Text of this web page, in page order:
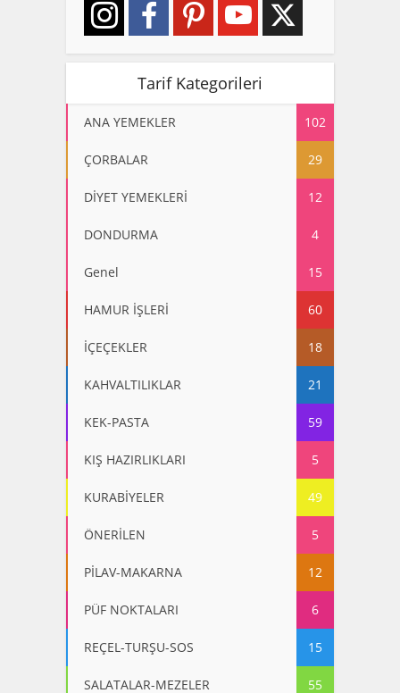
Tarif Kategorileri
ANA YEMEKLER 102
ÇORBALAR 29
DİYET YEMEKLERİ 12
DONDURMA 4
Genel 15
HAMUR İŞLERİ 60
İÇEÇEKLER 18
KAHVALTILIKLAR 21
KEK-PASTA 59
KIŞ HAZIRLIKLARI 5
KURABİYELER 49
ÖNERİLEN 5
PİLAV-MAKARNA 12
PÜF NOKTALARI 6
REÇEL-TURŞU-SOS 15
SALATALAR-MEZELER 55